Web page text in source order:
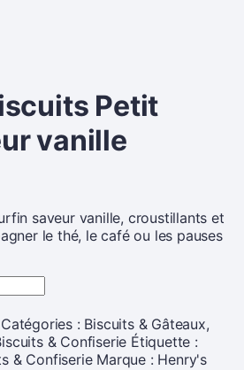
Petit
vanille
saveur vanille, croustillants et
le thé, le café ou les pauses
Catégories : Biscuits & Gâteaux,
& Confiserie Étiquette :
& Confiserie Marque : Henry's